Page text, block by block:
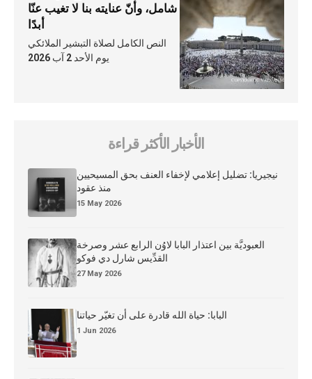
شامل، وأنّ عنايته بنا لا تغيب عنّا
أبدًا
النص الكامل لصلاة التبشير الملائكي
يوم الأحد 2 آب 2026
الأخبار الأكثر قراءة
نيجيريا: تضليل إعلامي لإخفاء العنف بحق المسيحيين
منذ عقود
15 May 2026
العبوديَّة بين اعتذار البابا لاوُن الرابع عشر وصرخة
القدِّيس شارل دي فوكو
27 May 2026
البابا: حياة الله قادرة على أن تغيّر حياتنا
1 Jun 2026